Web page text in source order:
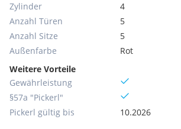
Zylinder
4
Anzahl Türen
5
Anzahl Sitze
5
Außenfarbe
Rot
Weitere Vorteile
Gewährleistung
§57a "Pickerl"
Pickerl gültig bis
10.2026